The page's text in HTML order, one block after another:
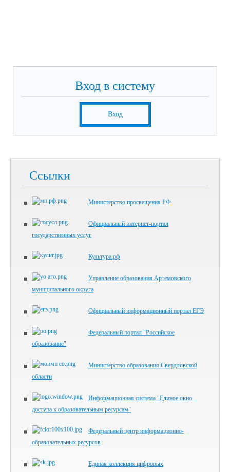
Вход в систему
Вход
Ссылки
Министерство просвещения РФ
Официальный интернет-портал
государственных услуг
Культура.рф
Управление образования Артемовского
муниципального округа
Официальный информационный портал ЕГЭ
Федеральный портал "Российское
образование"
Министерство образования Свердловской
области
Информационная система "Единое окно
доступа к образовательным ресурсам"
Федеральный центр информационно-
образовательных ресурсов
Единая коллекция цифровых